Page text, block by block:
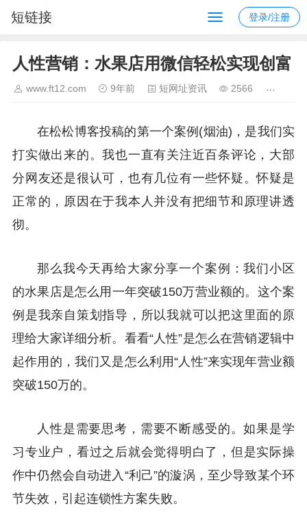
短链接 登录/注册
人性营销：水果店用微信轻松实现创富
www.ft12.com 9年前 短网址资讯 2566
在松松博客投稿的第一个案例(烟油)，是我们实
打实做出来的。我也一直有关注近百条评论，大部
分网友还是很认可，也有几位有一些怀疑。怀疑是
正常的，原因在于我本人并没有把细节和原理讲透
彻。
那么我今天再给大家分享一个案例：我们小区
的水果店是怎么用一年突破150万营业额的。这个案
例是我亲自策划指导，所以我就可以把这里面的原
理给大家详细分析。看看“人性”是怎么在营销逻辑中
起作用的，我们又是怎么利用“人性”来实现年营业额
突破150万的。
人性是需要思考，需要不断感受的。如果是学
习专业户，看过之后就会觉得明白了，但是实际操
作中仍然会自动进入“利己”的漩涡，至少导致某个环
节失效，引起连锁性方案失败。